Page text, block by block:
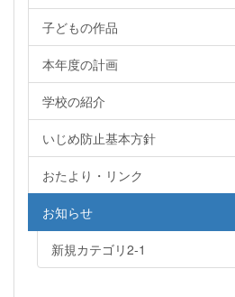
子どもの作品
本年度の計画
学校の紹介
いじめ防止基本方針
おたより・リンク
お知らせ
新規カテゴリ2-1